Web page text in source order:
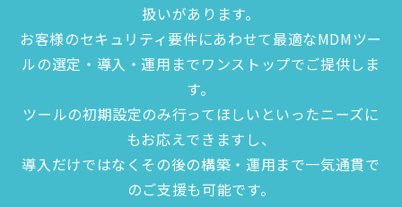
扱いがあります。
お客様のセキュリティ要件にあわせて最適なMDMツー
ルの選定・導入・運用までワンストップでご提供しま
す。
ツールの初期設定のみ行ってほしいといったニーズに
もお応えできますし、
導入だけではなくその後の構築・運用まで一気通貫で
のご支援も可能です。